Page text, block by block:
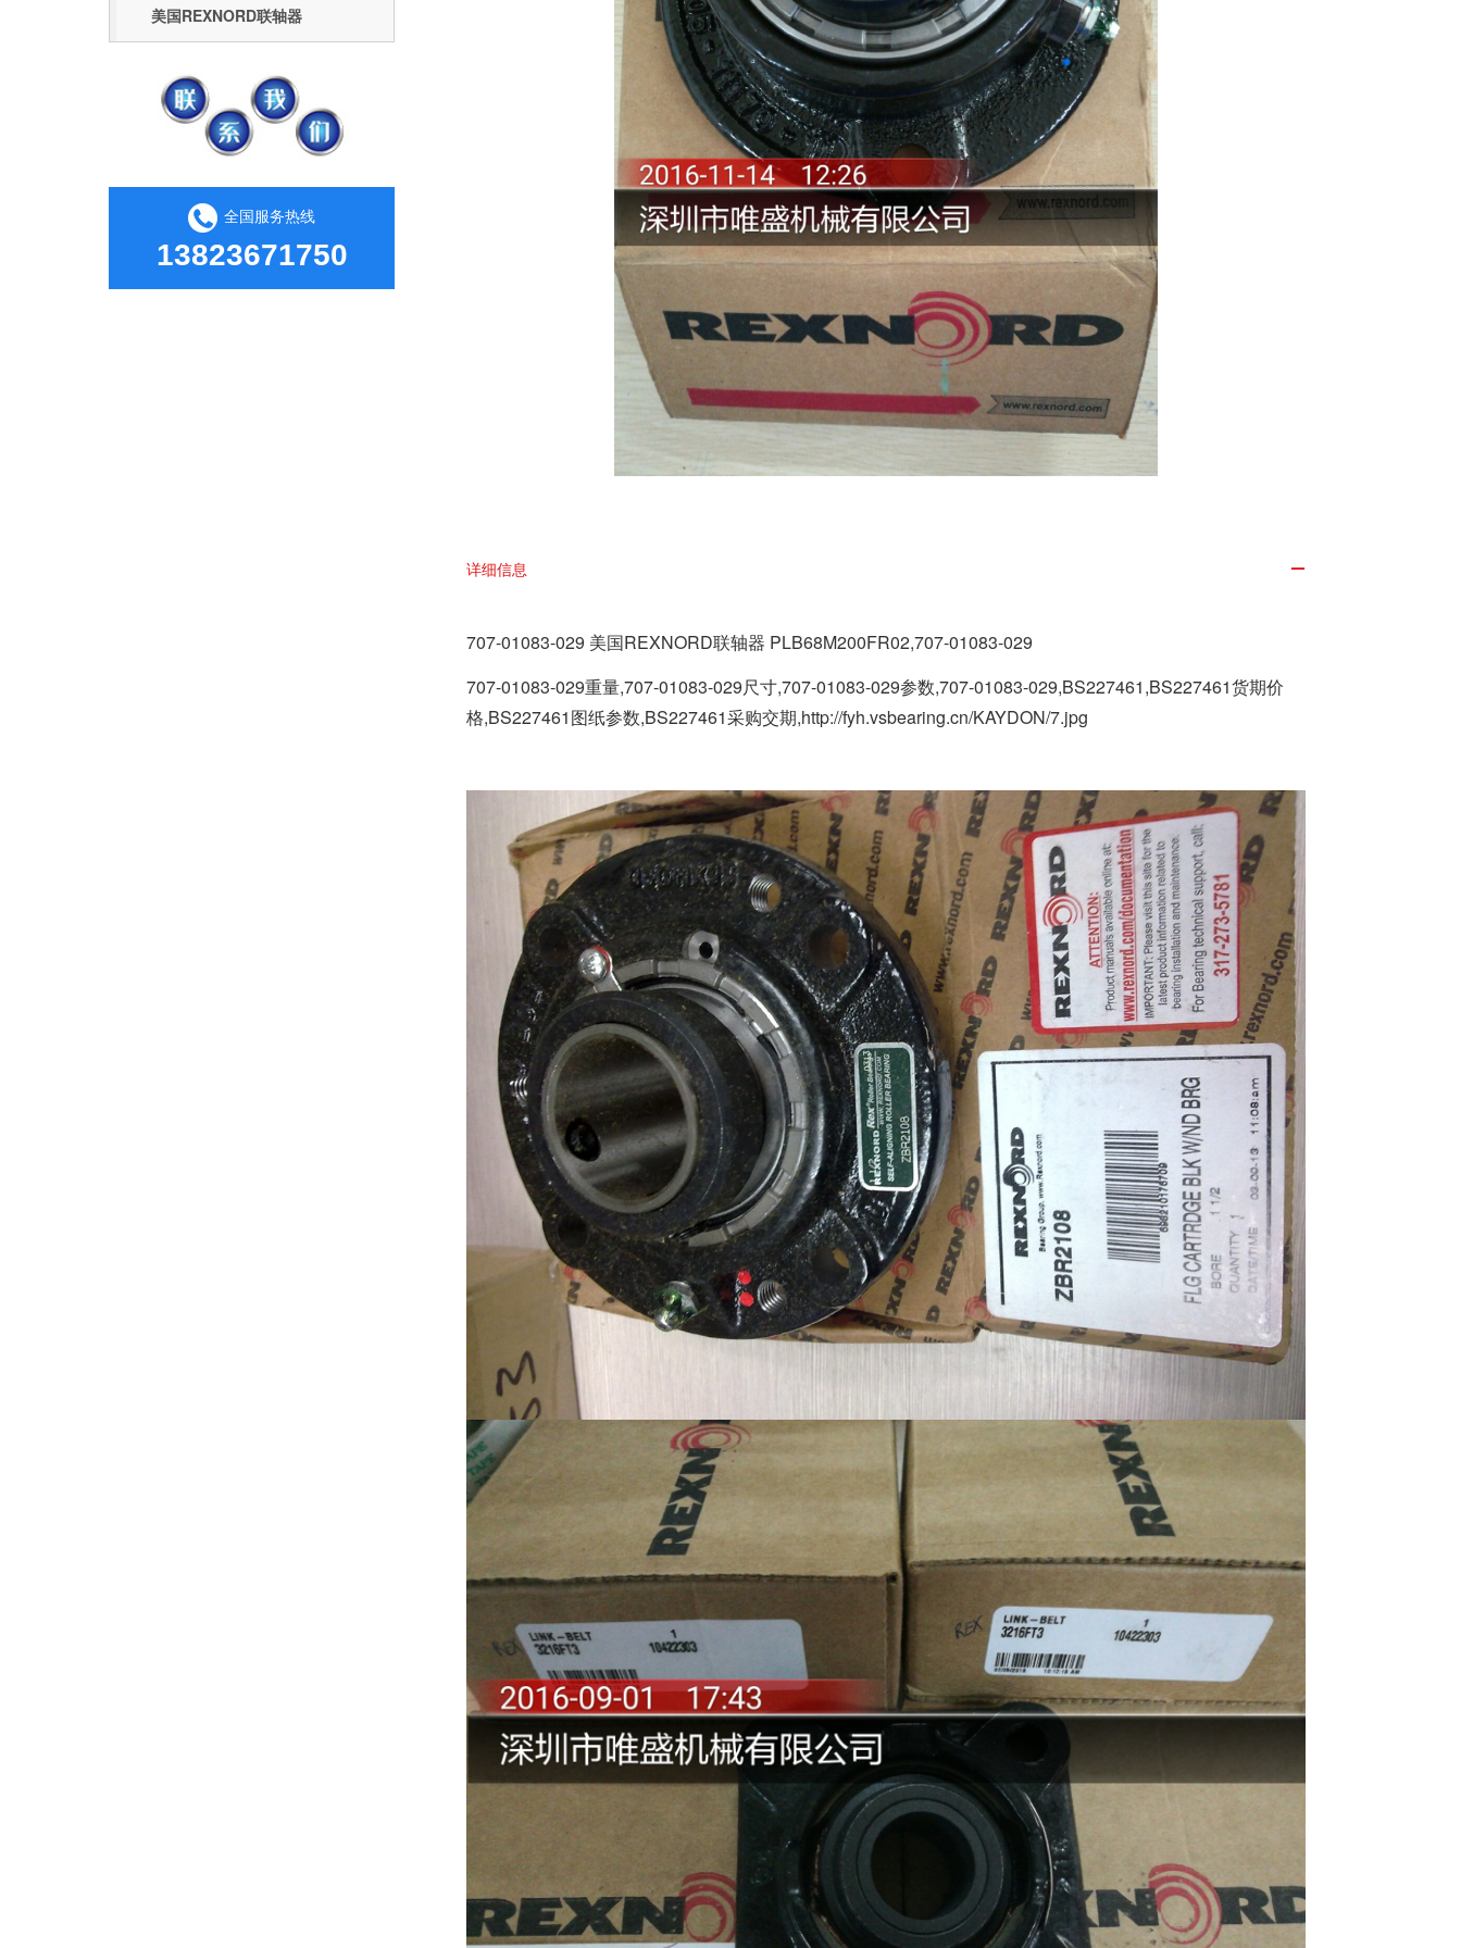
美国REXNORD联轴器
全国服务热线
13823671750
详细信息
707-01083-029 美国REXNORD联轴器 PLB68M200FR02,707-01083-029
707-01083-029重量,707-01083-029尺寸,707-01083-029参数,707-01083-029,BS227461,BS227461货期价
格,BS227461图纸参数,BS227461采购交期,http://fyh.vsbearing.cn/KAYDON/7.jpg